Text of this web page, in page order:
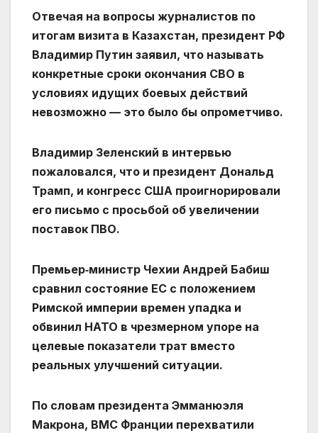
Отвечая на вопросы журналистов по
итогам визита в Казахстан, президент РФ
Владимир Путин заявил, что называть
конкретные сроки окончания СВО в
условиях идущих боевых действий
невозможно — это было бы опрометчиво.
Владимир Зеленский в интервью
пожаловался, что и президент Дональд
Трамп, и конгресс США проигнорировали
его письмо с просьбой об увеличении
поставок ПВО.
Премьер‑министр Чехии Андрей Бабиш
сравнил состояние ЕС с положением
Римской империи времен упадка и
обвинил НАТО в чрезмерном упоре на
целевые показатели трат вместо
реальных улучшений ситуации.
По словам президента Эмманюэля
Макрона, ВМС Франции перехватили